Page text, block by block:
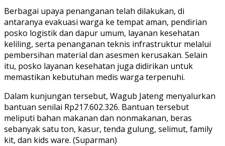
Berbagai upaya penanganan telah dilakukan, di
antaranya evakuasi warga ke tempat aman, pendirian
posko logistik dan dapur umum, layanan kesehatan
keliling, serta penanganan teknis infrastruktur melalui
pembersihan material dan asesmen kerusakan. Selain
itu, posko layanan kesehatan juga didirikan untuk
memastikan kebutuhan medis warga terpenuhi.
Dalam kunjungan tersebut, Wagub Jateng menyalurkan
bantuan senilai Rp217.602.326. Bantuan tersebut
meliputi bahan makanan dan nonmakanan, beras
sebanyak satu ton, kasur, tenda gulung, selimut, family
kit, dan kids ware. (Suparman)